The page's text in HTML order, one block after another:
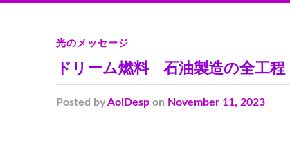
光のメッセージ
ドリーム燃料 石油製造の全工程
Posted byAoiDesp on November 11, 2023